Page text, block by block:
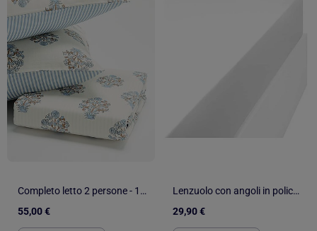
Completo letto 2 persone - 1 copripiumino + 2 federe
55,00 €
Lenzuolo con angoli in policotone 57 fili AISANCE
29,90 €